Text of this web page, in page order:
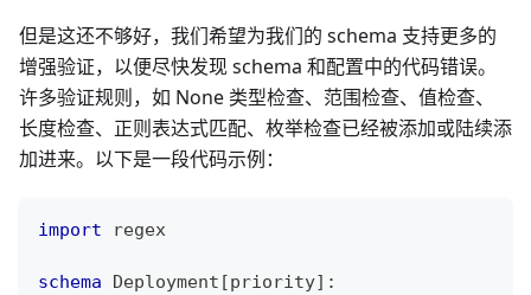
但是这还不够好，我们希望为我们的 schema 支持更多的
增强验证，以便尽快发现 schema 和配置中的代码错误。
许多验证规则，如 None 类型检查、范围检查、值检查、
长度检查、正则表达式匹配、枚举检查已经被添加或陆续添
加进来。以下是一段代码示例：
import regex
schema Deployment [priority] :